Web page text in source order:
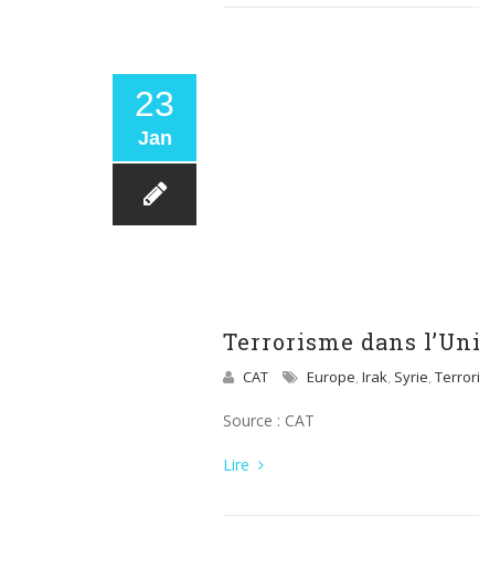
23
Jan
Terrorisme dans
CAT Europe, Irak, Syrie,
Source : CAT
Lire